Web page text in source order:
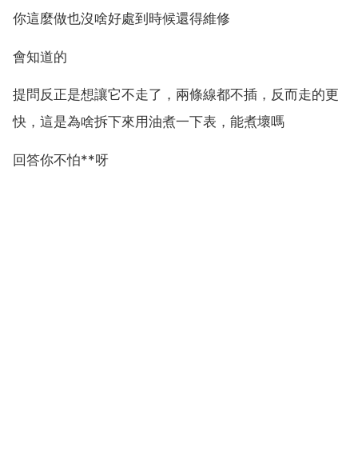
你這麼做也沒啥好處到時候還得維修
會知道的
提問反正是想讓它不走了，兩條線都不插，反而走的更
快，這是為啥拆下來用油煮一下表，能煮壞嗎
回答你不怕**呀